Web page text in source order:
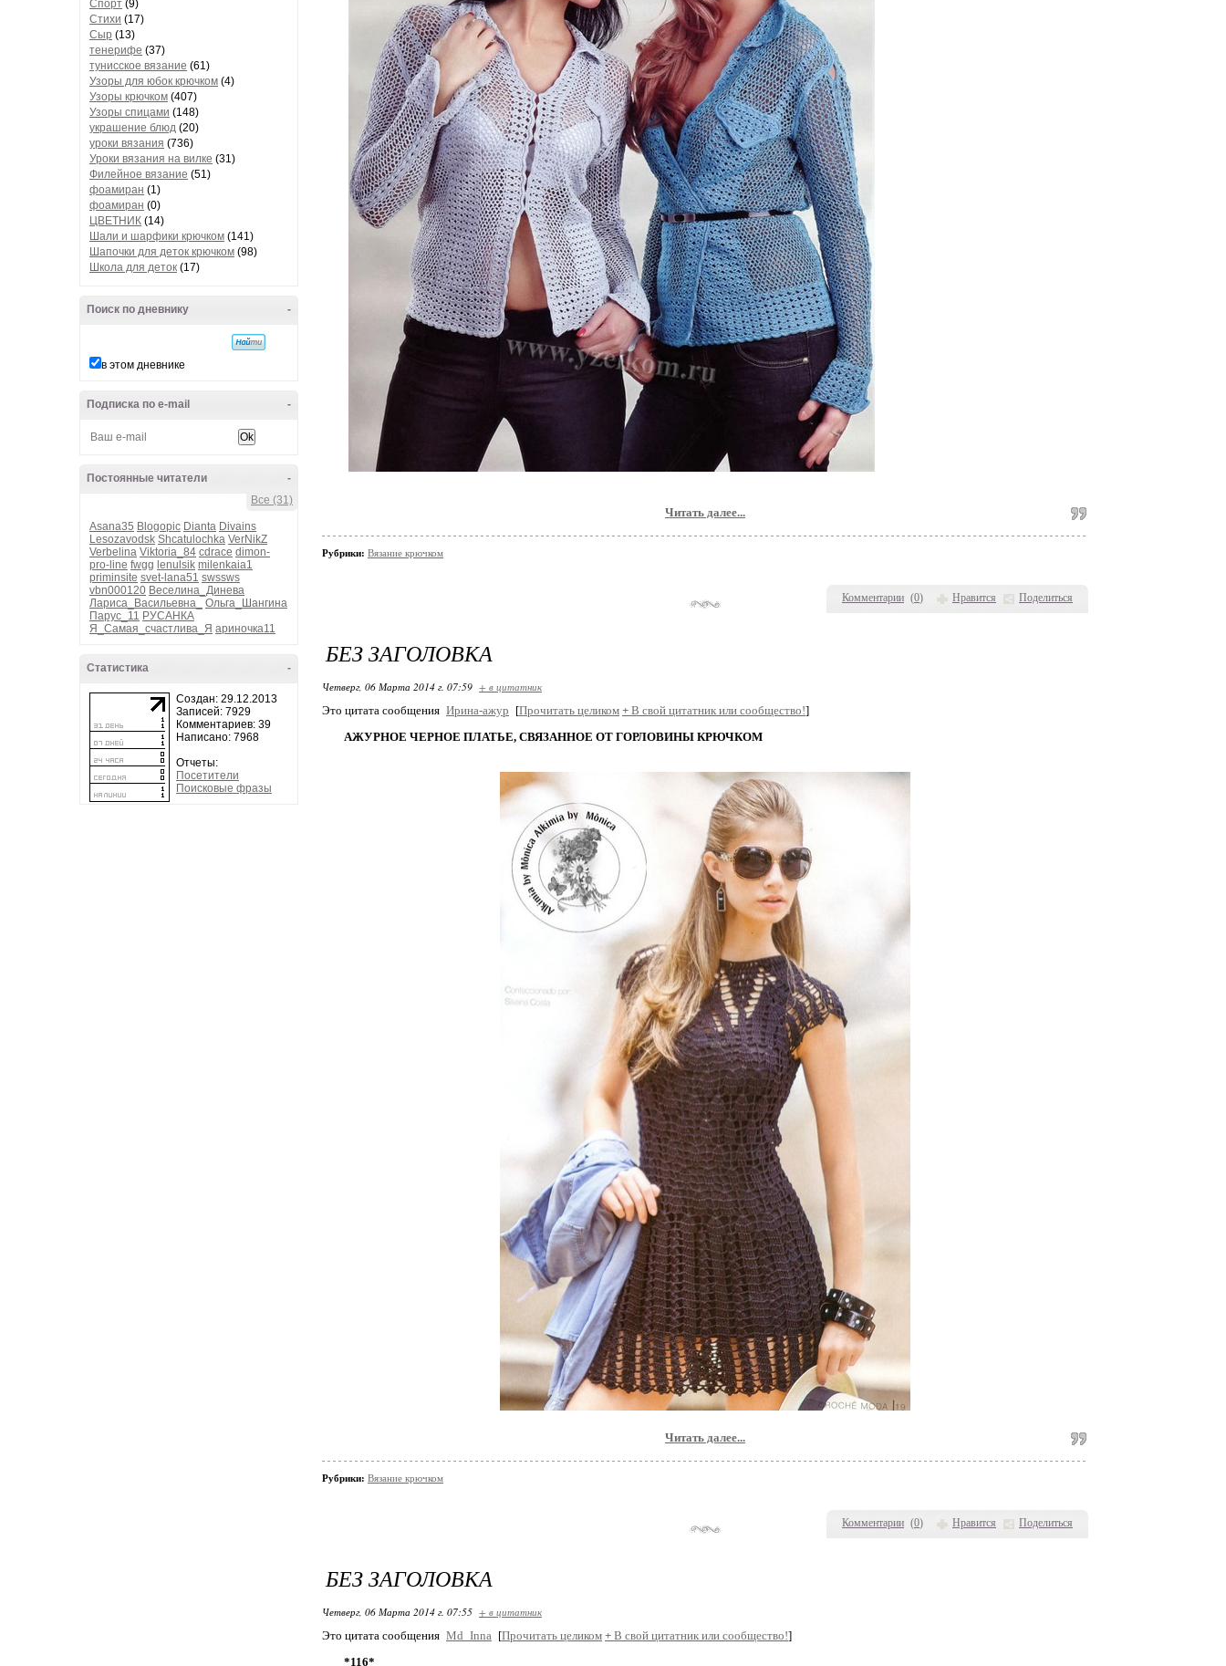
Спорт (9)
Стихи (17)
Сыр (13)
тенерифе (37)
тунисское вязание (61)
Узоры для юбок крючком (4)
Узоры крючком (407)
Узоры спицами (148)
украшение блюд (20)
уроки вязания (736)
Уроки вязания на вилке (31)
Филейное вязание (51)
фоамиран (1)
фоамиран (0)
ЦВЕТНИК (14)
Шали и шарфики крючком (141)
Шапочки для деток крючком (98)
Школа для деток (17)
-
Поиск по дневнику
в этом дневнике
-
Подписка по e-mail
-
Постоянные читатели
Все (31)
Asana35 Blogopic Dianta Divains
Lesozavodsk Shcatulochka VerNikZ
Verbelina Viktoria_84 cdrace dimon-
pro-line fwgg lenulsik milenkaia1
priminsite svet-lana51 swssws
vbn000120 Веселина_Динева
Лариса_Васильевна_
Ольга_Шангина
Парус_11 РУСАНКА
Я_Самая_счастлива_Я ариночка11
-
Статистика
Создан: 29.12.2013
Записей: 7929
Комментариев: 39
Написано: 7968
Отчеты:
Посетители
Поисковые фразы
Комментарии (0) Нравится Поделиться
Читать далее...
Рубрики: Вязание крючком
Комментарии (0) Нравится Поделиться
БЕЗ ЗАГОЛОВКА
Четверг, 06 Марта 2014 г. 07:59 + в цитатник
Это цитата сообщения Ирина-ажур [Прочитать целиком + В свой цитатник или сообщество!]
АЖУРНОЕ ЧЕРНОЕ ПЛАТЬЕ, СВЯЗАННОЕ ОТ ГОРЛОВИНЫ КРЮЧКОМ
Читать далее...
Рубрики: Вязание крючком
БЕЗ ЗАГОЛОВКА
Четверг, 06 Марта 2014 г. 07:55 + в цитатник
Это цитата сообщения Md_Inna [Прочитать целиком + В свой цитатник или сообщество!]
*116*